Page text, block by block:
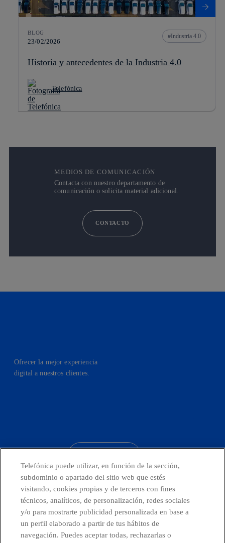
BLOG
23/02/2026
Industria 4.0
Historia y antecedentes de la Industria 4.0
Telefónica
MEDIOS DE COMUNICACIÓN
Contacta con nuestro departamento de
comunicación o solicita material adicional.
CONTACTO
Ofrecer la mejor experiencia
digital a nuestros clientes.
Países y Unidades emergentes
Canal de Denuncias
Telefónica puede utilizar, en función de la sección,
subdominio o apartado del sitio web que estés
visitando, cookies propias y de terceros con fines
técnicos, analíticos, de personalización, redes sociales
y/o para mostrarte publicidad personalizada en base a
un perfil elaborado a partir de tus hábitos de
navegación. Puedes aceptar todas, rechazarlas o